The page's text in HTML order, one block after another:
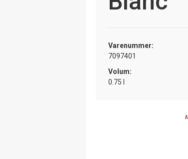
Varenummer:
7097401
Volum:
0.75 l